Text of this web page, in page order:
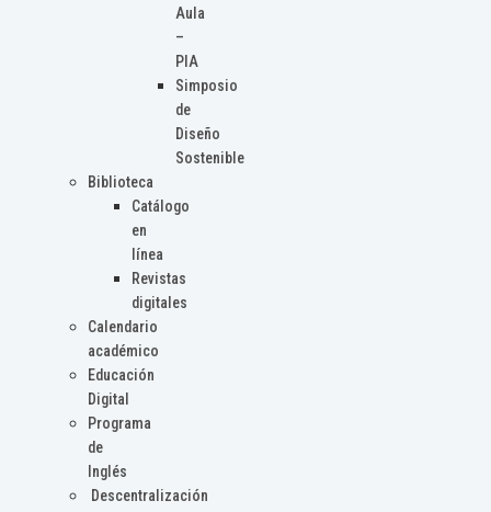
Aula
–
PIA
Simposio
de
Diseño
Sostenible
Biblioteca
Catálogo
en
línea
Revistas
digitales
Calendario
académico
Educación
Digital
Programa
de
Inglés
Descentralización